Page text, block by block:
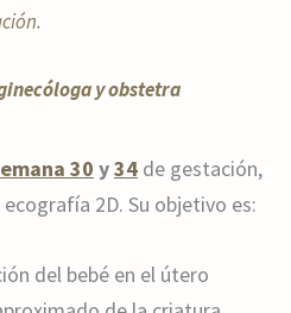
y obstetra
30 y34 de gestación,
2D. Su objetivo es:
del bebé en el útero